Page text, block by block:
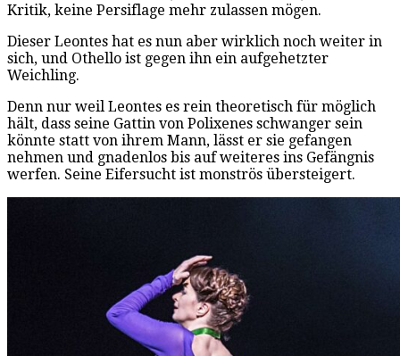
Kritik, keine Persiflage mehr zulassen mögen.
Dieser Leontes hat es nun aber wirklich noch weiter in
sich, und Othello ist gegen ihn ein aufgehetzter
Weichling.
Denn nur weil Leontes es rein theoretisch für möglich
hält, dass seine Gattin von Polixenes schwanger sein
könnte statt von ihrem Mann, lässt er sie gefangen
nehmen und gnadenlos bis auf weiteres ins Gefängnis
werfen. Seine Eifersucht ist monströs übersteigert.